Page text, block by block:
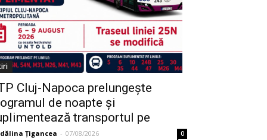
Cluj-Napoca prelungește
de noapte și
transportul pe
Țigancea - 07/08/2026 0